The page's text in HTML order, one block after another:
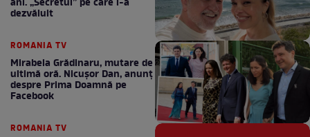
ani. „Secretul” pe care l-a
dezvăluit
ROMANIA TV
Mirabela Grădinaru, mutare de
ultimă oră. Nicuşor Dan, anunţ
despre Prima Doamnă pe
Facebook
ROMANIA TV